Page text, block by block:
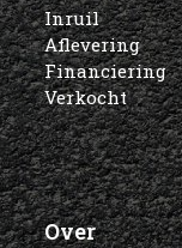
Inruil
Aflevering
Financiering
Verkocht
Over